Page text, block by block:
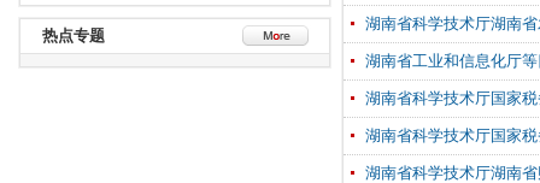
热点专题
湖南省科学技术厅湖南
湖南省工业和信息化厅
湖南省科学技术厅国家
湖南省科学技术厅国家
湖南省科学技术厅湖南